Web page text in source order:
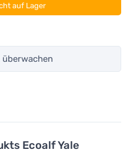
Ecoalf Yale
auf Lager